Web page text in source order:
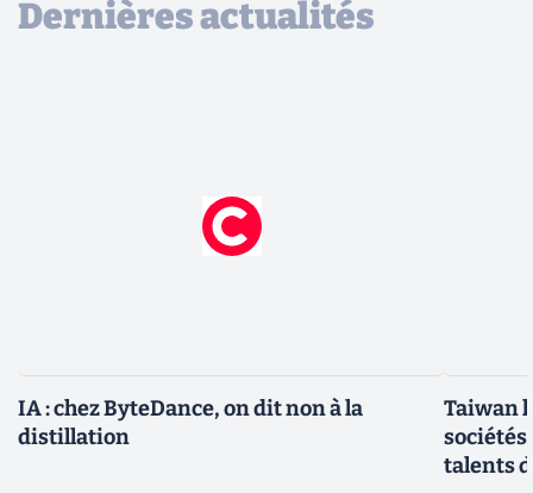
Dernières actualités
IA : chez ByteDance, on dit non à la
distillation
Taiwan
sociétés
talents